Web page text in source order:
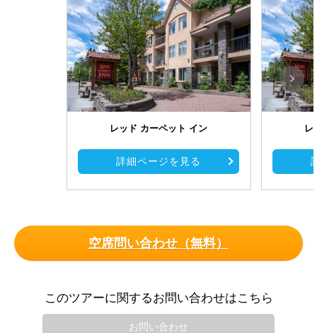
レッド カーペット イン
詳細ページを見る
レ
空席問い合わせ（無料）
このツアーに関するお問い合わせはこちら
お問い合わせ